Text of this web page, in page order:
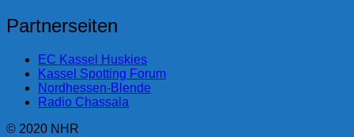
Partnerseiten
EC Kassel Huskies
Kassel Spotting Forum
Nordhessen-Blende
Radio Chassala
© 2020 NHR